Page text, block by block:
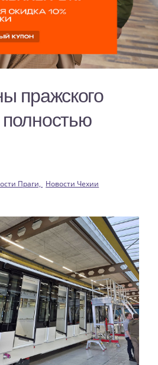
пражского
Праги, Новости Чехии